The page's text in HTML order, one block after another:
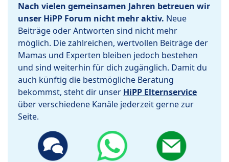
Nach vielen gemeinsamen Jahren betreuen wir
unser HiPP Forum nicht mehr aktiv. Neue
Beiträge oder Antworten sind nicht mehr
möglich. Die zahlreichen, wertvollen Beiträge der
Mamas und Experten bleiben jedoch bestehen
und sind weiterhin für dich zugänglich. Damit du
auch künftig die bestmögliche Beratung
bekommst, steht dir unser HiPP Elternservice
über verschiedene Kanäle jederzeit gerne zur
Seite.